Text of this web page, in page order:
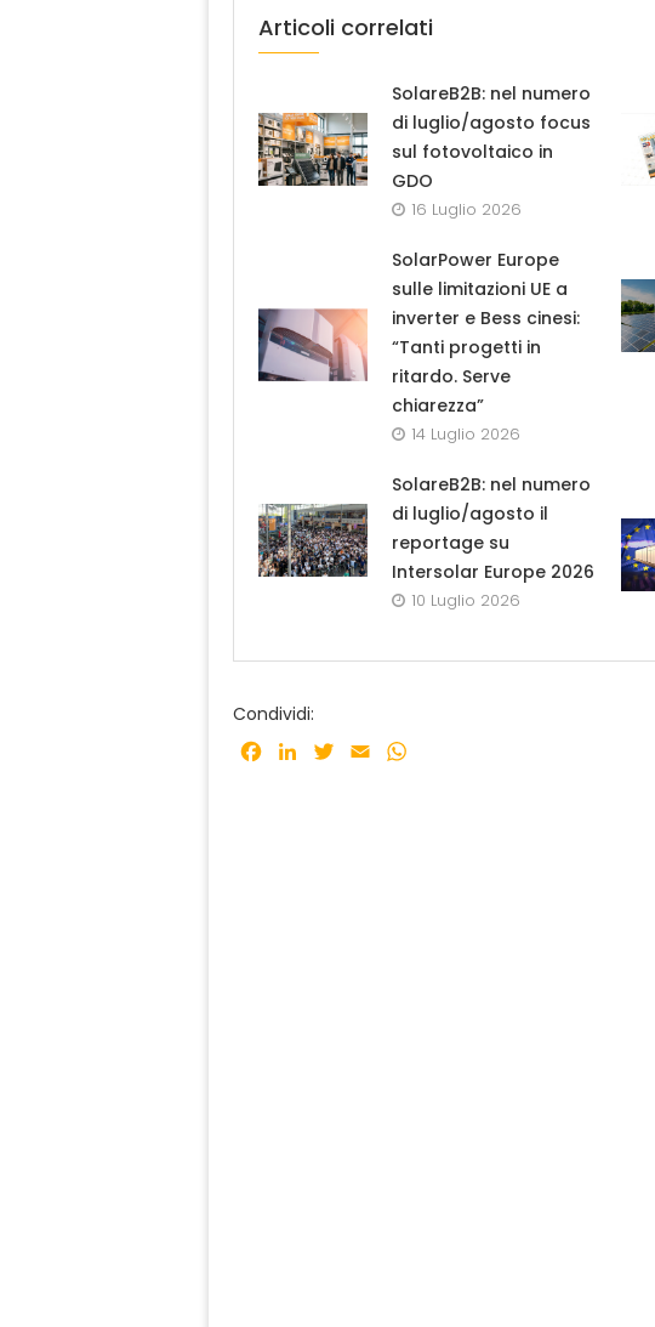
Articoli correlati
SolareB2B: nel numero
di luglio/agosto focus
sul fotovoltaico in
GDO
16 Luglio 2026
SolarPower Europe
sulle limitazioni UE a
inverter e Bess cinesi:
“Tanti progetti in
ritardo. Serve
chiarezza”
14 Luglio 2026
SolareB2B: nel numero
di luglio/agosto il
reportage su
Intersolar Europe 2026
10 Luglio 2026
Condividi:
Facebook
LinkedInTwitter
Email